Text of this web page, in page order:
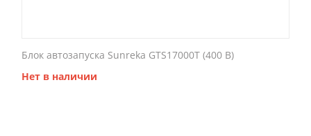
Блок автозапуска Sunreka GTS17000T (400 В)
Нет в наличии